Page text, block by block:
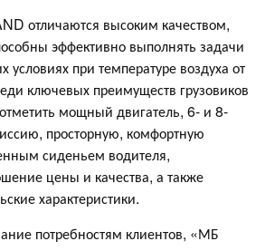
отличаются высоким качеством,
эффективно выполнять задачи
условиях при температуре воздуха от
ключевых преимуществ грузовиков
мощный двигатель, 6- и 8-
просторную, комфортную
сиденьем водителя,
цены и качества, а также
характеристики.
потребностям клиентов, «МБ